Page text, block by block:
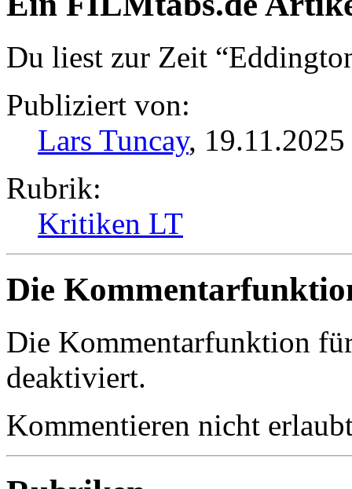
Du liest zur Zeit
Publiziert von:
Lars Tuncay,
Rubrik:
Kritiken LT
Die
Die Kommentarfunktion
deaktiviert.
Kommentieren nicht